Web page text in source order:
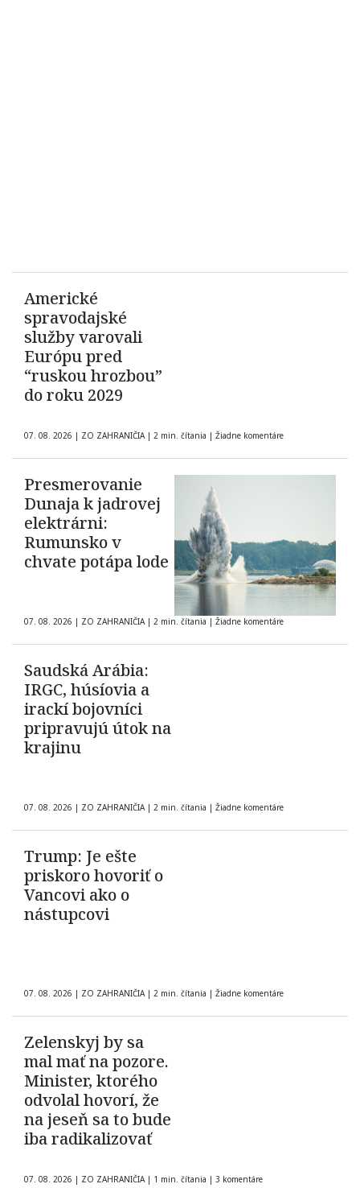
Americké
spravodajské
služby varovali
Európu pred
“ruskou hrozbou”
do roku 2029
07. 08. 2026 | ZO ZAHRANIČIA | 2 min. čítania | Žiadne komentáre
Presmerovanie
Dunaja k jadrovej
elektrárni:
Rumunsko v
chvate potápa lode
07. 08. 2026 | ZO ZAHRANIČIA | 2 min. čítania | Žiadne komentáre
Saudská Arábia:
IRGC, húsíovia a
irackí bojovníci
pripravujú útok na
krajinu
07. 08. 2026 | ZO ZAHRANIČIA | 2 min. čítania | Žiadne komentáre
Trump: Je ešte
priskoro hovoriť o
Vancovi ako o
nástupcovi
07. 08. 2026 | ZO ZAHRANIČIA | 2 min. čítania | Žiadne komentáre
Zelenskyj by sa
mal mať na pozore.
Minister, ktorého
odvolal hovorí, že
na jeseň sa to bude
iba radikalizovať
07. 08. 2026 | ZO ZAHRANIČIA | 1 min. čítania | 3 komentáre